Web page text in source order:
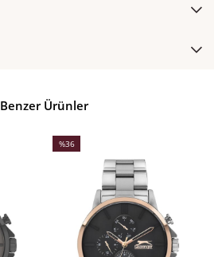
Benzer Ürünler
%36